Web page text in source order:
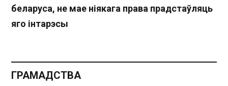
беларуса, не мае ніякага права прадстаўляць
яго інтарэсы
ГРАМАДСТВА